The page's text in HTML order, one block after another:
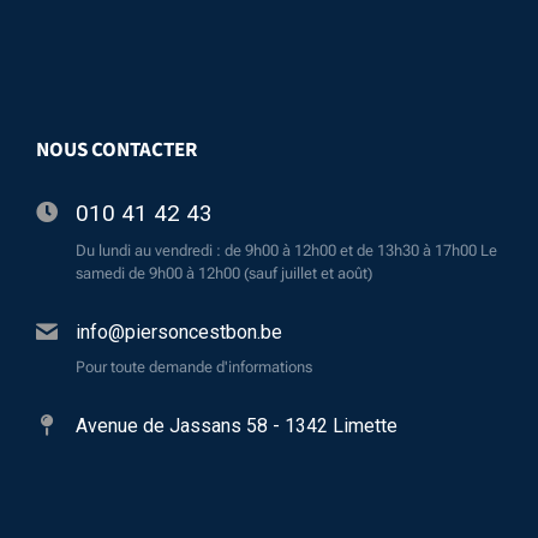
NOUS CONTACTER
010 41 42 43
Du lundi au vendredi : de 9h00 à 12h00 et de 13h30 à 17h00 Le
samedi de 9h00 à 12h00 (sauf juillet et août)
info@piersoncestbon.be
Pour toute demande d'informations
Avenue de Jassans 58 - 1342 Limette